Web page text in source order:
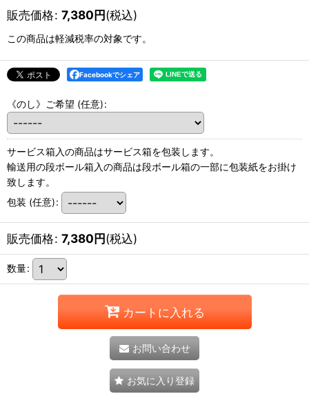
販売価格: 7,380円(税込)
この商品は軽減税率の対象です。
Facebookでシェア
《のし》ご希望 (任意):
サービス箱入の商品はサービス箱を包装します。
輸送用の段ボール箱入の商品は段ボール箱の一部に包装紙をお掛け
致します。
包装 (任意):
販売価格: 7,380円(税込)
数量:
カートに入れる
お問い合わせ
お気に入り登録